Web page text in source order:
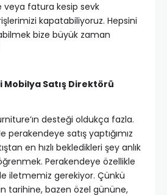
veya fatura kesip sevk
kapatabiliyoruz. Hepsini
bize büyük zaman
Mobilya Satış Direktörü
desteği oldukça fazla.
satış yaptığımız
en hızlı bekledikleri şey anlık
Perakendeye özellikle
iletmemiz gerekiyor. Çünkü
tarihine, bazen özel gününe,